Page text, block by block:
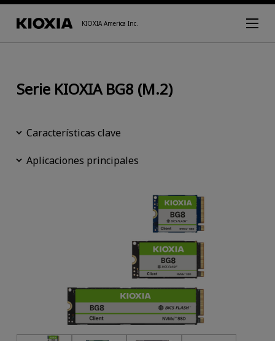
KIOXIA America Inc.
Serie KIOXIA BG8 (M.2)
Características clave
Aplicaciones principales